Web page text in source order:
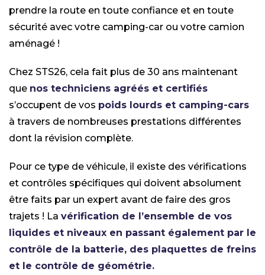
prendre la route en toute confiance et en toute
sécurité avec votre camping-car ou votre camion
aménagé !
Chez STS26, cela fait plus de 30 ans maintenant
que nos techniciens agréés et certifiés
s’occupent de vos poids lourds et camping-cars
à travers de nombreuses prestations différentes
dont la révision complète.
Pour ce type de véhicule, il existe des vérifications
et contrôles spécifiques qui doivent absolument
être faits par un expert avant de faire des gros
trajets ! La vérification de l’ensemble de vos
liquides et niveaux en passant également par le
contrôle de la batterie, des plaquettes de freins
et le contrôle de géométrie.